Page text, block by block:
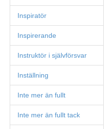
Inspiratör
Inspirerande
Instruktör i självförsvar
Inställning
Inte mer än fullt
Inte mer än fullt tack